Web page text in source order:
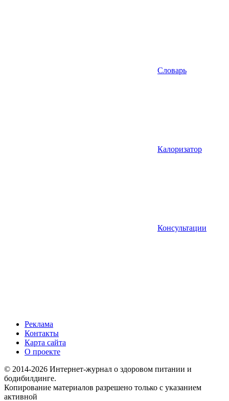
Словарь
Калоризатор
Консультации
Реклама
Контакты
Карта сайта
О проекте
© 2014-2026 Интернет-журнал о здоровом питании и
бодибилдинге.
Копирование материалов разрешено только с указанием
активной